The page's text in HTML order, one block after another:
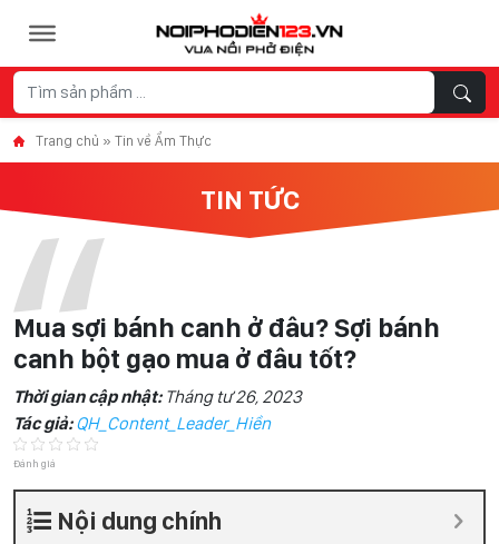
Trang chủ » Tin về Ẩm Thực
TIN TỨC
Mua sợi bánh canh ở đâu? Sợi bánh
canh bột gạo mua ở đâu tốt?
Thời gian cập nhật: Tháng tư 26, 2023
Tác giả:QH_Content_Leader_Hiền
Đánh giá
Nội dung chính